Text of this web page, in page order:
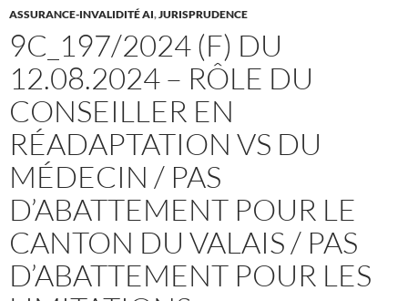
ASSURANCE-INVALIDITÉ AI,JURISPRUDENCE
9C_197/2024 (F) DU
12.08.2024 – RÔLE DU
CONSEILLER EN
RÉADAPTATION VS DU
MÉDECIN / PAS
D’ABATTEMENT POUR LE
CANTON DU VALAIS / PAS
D’ABATTEMENT POUR LES